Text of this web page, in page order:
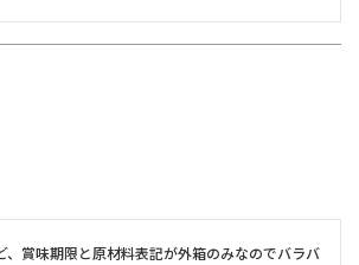
、賞味期限と原材料表記が外箱のみなのでバラバ